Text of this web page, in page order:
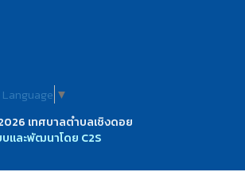
▼
เทศบาลตำบลเชิงดอย
และพัฒนาโดย C2S